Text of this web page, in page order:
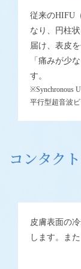
従来のHIFU
なり、円柱
届け、表皮
「痛みが少
す。
※Synchronous
平行型超音波
コンタク
皮膚表面の
します。ま